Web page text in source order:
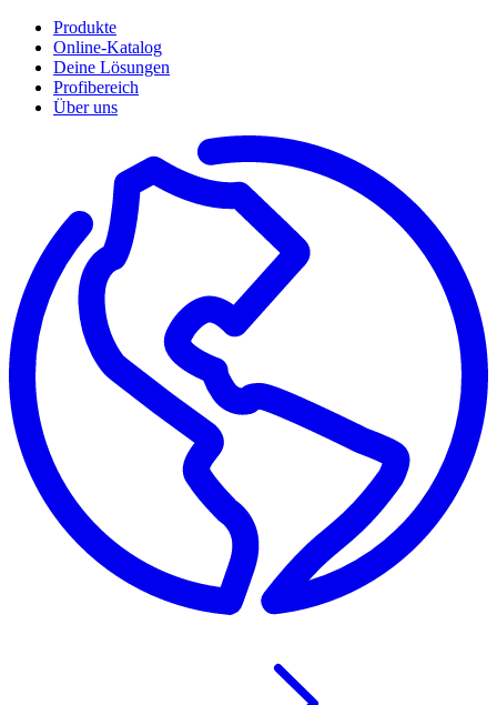
Produkte
Online-Katalog
Deine Lösungen
Profibereich
Über uns